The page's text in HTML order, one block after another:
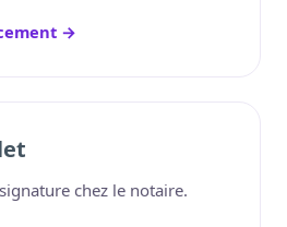
→
chez le notaire.